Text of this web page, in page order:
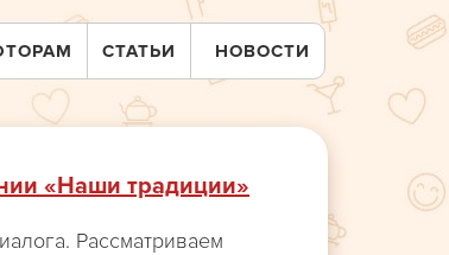
СТАТЬИ НОВОСТИ
«Наши традиции»
Рассматриваем